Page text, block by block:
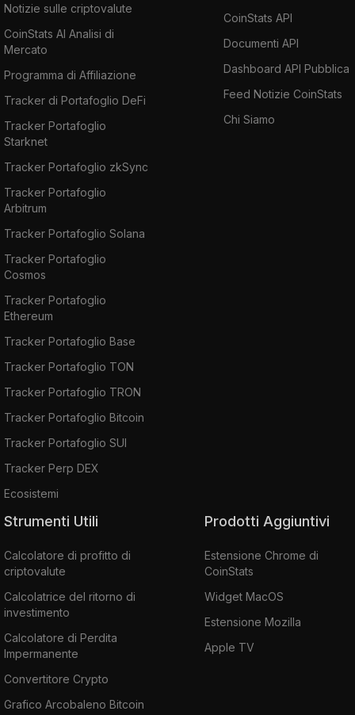
Notizie sulle criptovalute
CoinStats AI Analisi di
Mercato
Programma di Affiliazione
Tracker di Portafoglio DeFi
Tracker Portafoglio
Starknet
Tracker Portafoglio zkSync
Tracker Portafoglio
Arbitrum
Tracker Portafoglio Solana
Tracker Portafoglio
Cosmos
Tracker Portafoglio
Ethereum
Tracker Portafoglio Base
Tracker Portafoglio TON
Tracker Portafoglio TRON
Tracker Portafoglio Bitcoin
Tracker Portafoglio SUI
Tracker Perp DEX
Ecosistemi
CoinStats API
Documenti API
Dashboard API Pubblica
Feed Notizie CoinStats
Chi Siamo
Strumenti Utili
Calcolatore di profitto di
criptovalute
Calcolatrice del ritorno di
investimento
Calcolatore di Perdita
Impermanente
Convertitore Crypto
Grafico Arcobaleno Bitcoin
Prodotti Aggiuntivi
Estensione Chrome di
CoinStats
Widget MacOS
Estensione Mozilla
Apple TV